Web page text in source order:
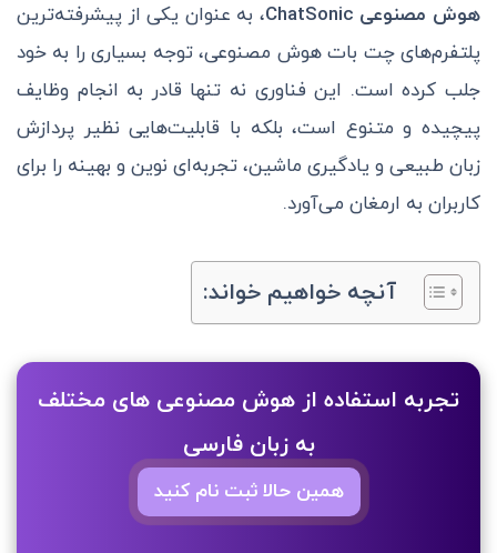
هوش مصنوعی ChatSonic
، به عنوان یکی از پیشرفته‌ترین
پلتفرم‌های چت بات هوش مصنوعی، توجه بسیاری را به خود
جلب کرده است. این فناوری نه تنها قادر به انجام وظایف
پیچیده و متنوع است، بلکه با قابلیت‌هایی نظیر پردازش
زبان طبیعی و یادگیری ماشین، تجربه‌ای نوین و بهینه را برای
کاربران به ارمغان می‌آورد.
آنچه خواهیم خواند:
تجربه استفاده از هوش مصنوعی های مختلف
به زبان فارسی
همین حالا ثبت نام کنید